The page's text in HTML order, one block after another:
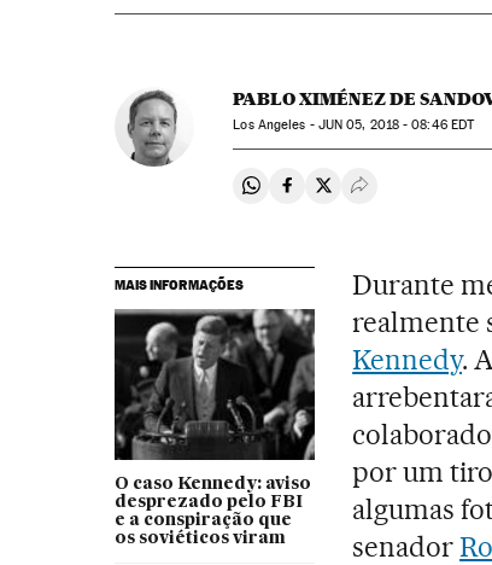
PABLO XIMÉNEZ DE
Los Angeles - JUN 05, 2018 - 08:46EDT
Compartir en Whatsapp
Compartir en Facebook
Compartir en Twitter
Desplegar
MAIS INFORMAÇÕES
O caso Kennedy: aviso
desprezado pelo FBI
e a conspiração que
os soviéticos viram
Durante
realmente
Kennedy.
por um
algumas
senador